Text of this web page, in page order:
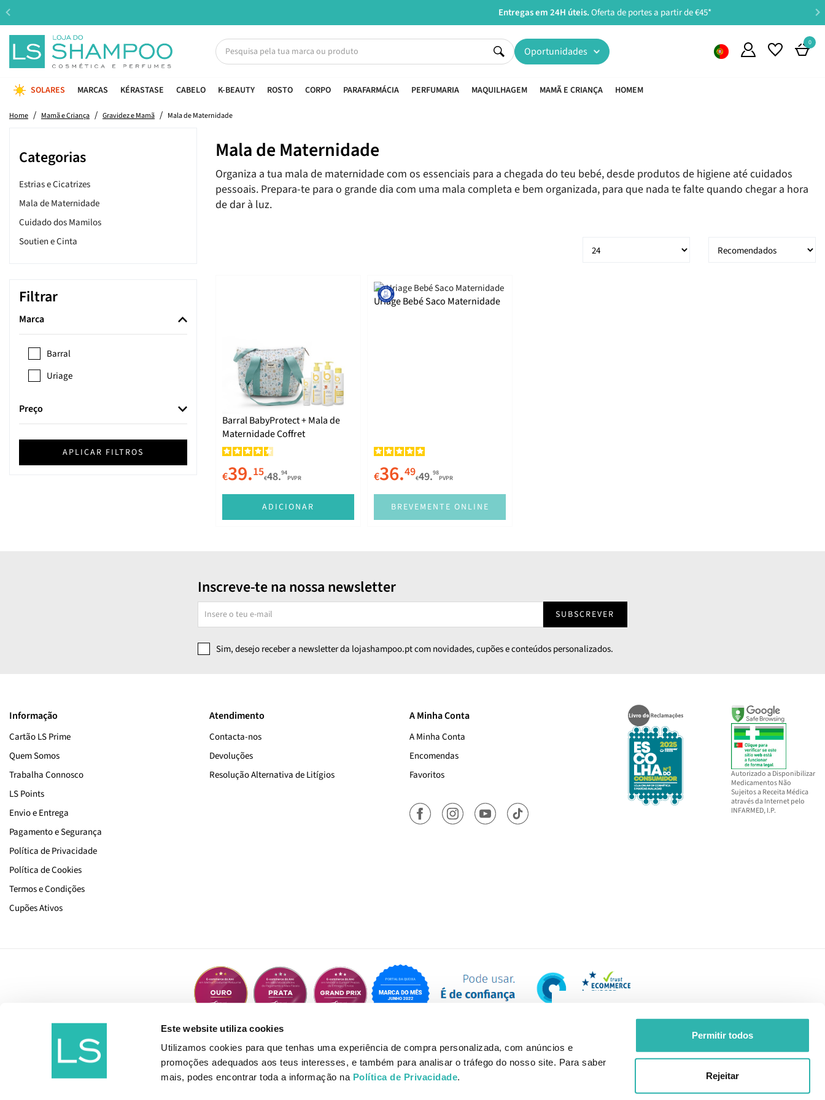
Este website utiliza cookies
Utilizamos cookies para que tenhas uma experiência de compra personalizada, com anúncios e
promoções adequados aos teus interesses, e também para analisar o tráfego do nosso site. Para saber
mais, podes encontrar toda a informação na Política de Privacidade.
Permitir todos
Rejeitar
Oferta de portes a partir de €45*
Oportunidades
0
SOLARES MARCAS KÉRASTASE CABELO K-BEAUTY ROSTO CORPO PARAFARMÁCIA PERFUMARIA MAQUILHAGEM MAMÃ E CRIANÇA HOMEM
Home Mamã e Criança Gravidez e Mamã Mala de Maternidade
Categorias
Estrias e Cicatrizes
Mala de Maternidade
Cuidado dos Mamilos
Soutien e Cinta
Filtrar
Marca
Barral
Uriage
Preço
APLICAR FILTROS
Mala de Maternidade
Organiza a tua mala de maternidade com os essenciais para a chegada do teu bebé, desde produtos de higiene até cuidados
pessoais. Prepara-te para o grande dia com uma mala completa e bem organizada, para que nada te falte quando chegar a hora
de dar à luz.
Barral BabyProtect + Mala de
Maternidade Coffret
€39.15€48.94
PVPR
ADICIONAR
Uriage Bebé Saco Maternidade
€36.49€49.98
PVPR
BREVEMENTE ONLINE
Inscreve-te na nossa newsletter
SUBSCREVER
Sim, desejo receber a newsletter da lojashampoo.pt com novidades, cupões e conteúdos personalizados.
Informação
Cartão LS Prime
Quem Somos
Trabalha Connosco
LS Points
Envio e Entrega
Pagamento e Segurança
Política de Privacidade
Política de Cookies
Termos e Condições
Cupões Ativos
Atendimento
Contacta-nos
Devoluções
Resolução Alternativa de Litígios
A Minha Conta
A Minha Conta
Encomendas
Favoritos
Autorizado a Disponibilizar
Medicamentos Não
Sujeitos a Receita Médica
através da Internet pelo
INFARMED, I.P.